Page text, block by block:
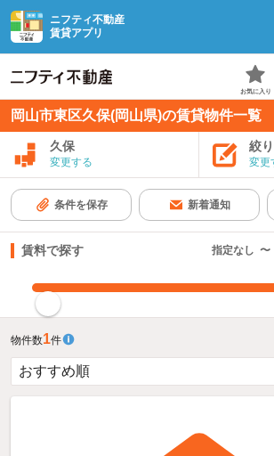
ニフティ不動産
賃貸アプリ
お気に入り
岡山市東区久保(岡山県)の賃貸物件一覧
久保
変更する
絞
変更
条件を保存 新着通知
賃料で探す 指定なし 〜
物件数1件